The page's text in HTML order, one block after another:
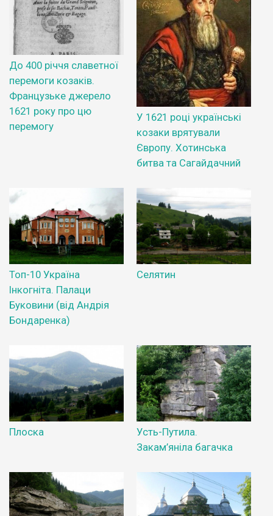
До 400 річчя славетної
перемоги козаків.
Французьке джерело
1621 року про цю
перемогу
У 1621 році українські
козаки врятували
Європу. Хотинська
битва та Сагайдачний
Топ-10 Україна
Інкогніта. Палаци
Буковини (від Андрія
Бондаренка)
Селятин
Плоска
Усть-Путила.
Закам’яніла багачка